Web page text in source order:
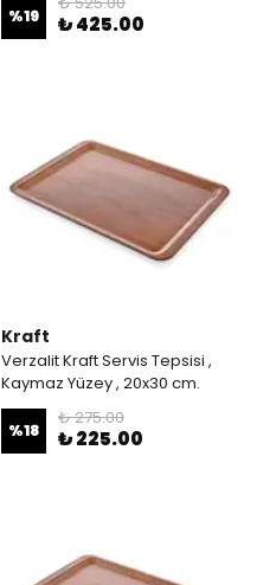
%19 ₺ 425.00
Kraft
Verzalit Kraft Servis Tepsisi ,
Kaymaz Yüzey , 20x30 cm.
%18
₺ 275.00
₺ 225.00